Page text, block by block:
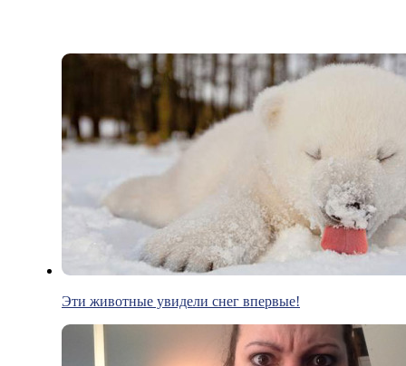
Эти животные увидели снег впервые!